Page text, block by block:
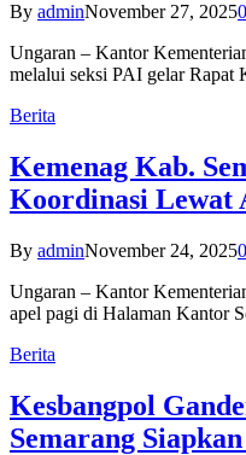
By adminNovember 27, 20250
Ungaran – Kantor
melalui seksi PAI gelar
Berita
Kemenag Kab.
Koordinasi Lewat
By adminNovember 24, 20250
Ungaran – Kantor
apel pagi di Halaman Kantor
Berita
Kesbangpol
Semarang